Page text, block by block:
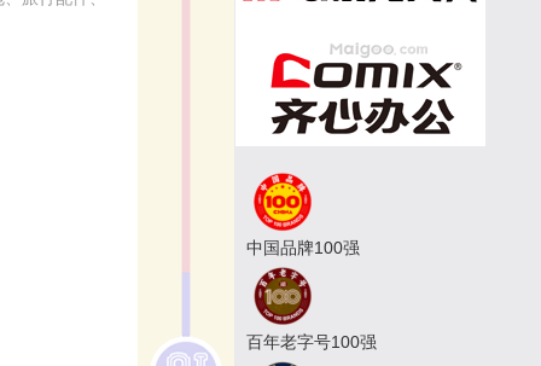
中国品牌100强
百年老字号100强